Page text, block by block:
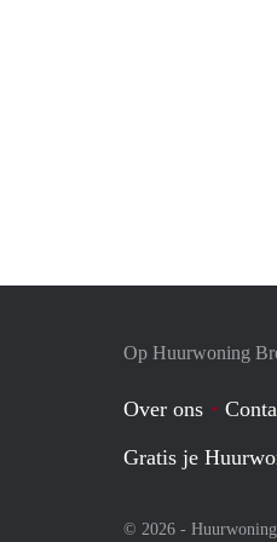
Op Huurwoning
Over ons
Gratis je
© 2026 -